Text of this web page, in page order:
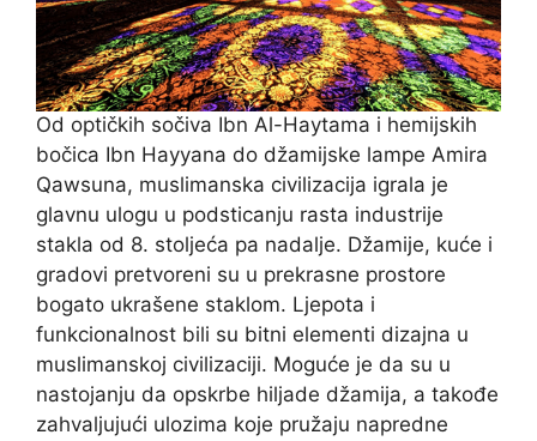
Od optičkih sočiva Ibn Al-Haytama i hemijskih
bočica Ibn Hayyana do džamijske lampe Amira
Qawsuna, muslimanska civilizacija igrala je
glavnu ulogu u podsticanju rasta industrije
stakla od 8. stoljeća pa nadalje. Džamije, kuće i
gradovi pretvoreni su u prekrasne prostore
bogato ukrašene staklom. Ljepota i
funkcionalnost bili su bitni elementi dizajna u
muslimanskoj civilizaciji. Moguće je da su u
nastojanju da opskrbe hiljade džamija, a takođe
zahvaljujući ulozima koje pružaju napredne